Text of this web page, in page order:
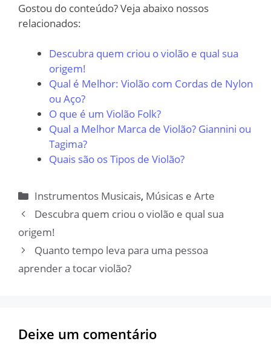
Gostou do conteúdo? Veja abaixo nossos
relacionados:
Descubra quem criou o violão e qual sua
origem!
Qual é Melhor: Violão com Cordas de Nylon
ou Aço?
O que é um Violão Folk?
Qual a Melhor Marca de Violão? Giannini ou
Tagima?
Quais são os Tipos de Violão?
Categorias
Instrumentos Musicais, Músicas e Arte
Descubra quem criou o violão e qual sua
origem!
Quanto tempo leva para uma pessoa
aprender a tocar violão?
Deixe um comentário